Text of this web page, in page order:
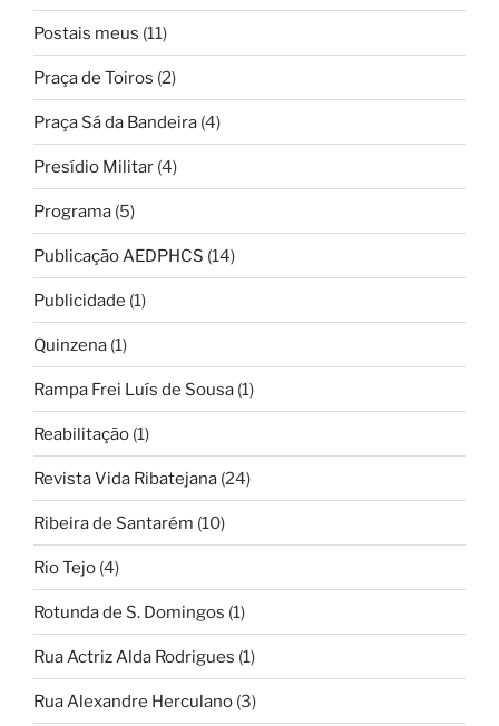
Postais meus (11)
Praça de Toiros (2)
Praça Sá da Bandeira (4)
Presídio Militar (4)
Programa (5)
Publicação AEDPHCS (14)
Publicidade (1)
Quinzena (1)
Rampa Frei Luís de Sousa (1)
Reabilitação (1)
Revista Vida Ribatejana (24)
Ribeira de Santarém (10)
Rio Tejo (4)
Rotunda de S. Domingos (1)
Rua Actriz Alda Rodrigues (1)
Rua Alexandre Herculano (3)